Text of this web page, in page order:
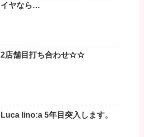
イヤなら…
2店舗目打ち合わせ☆☆
Luca lino:a 5年目突入します。